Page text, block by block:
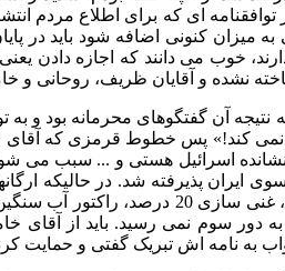
ای که برای اطلاع مردم
به میزان کنونی اضافه شود باید
خوب می دانند که اجازه دادن
نشده و آقایان ظریف، روحانی و
که نتیجه آن گفتگوهای محرمانه بود
کند!» پس خطوط قرمزی که آقای
اسرائیل هستی و ... سبب می شود
ایران پذیرفته شد. در حالیکه
غنی سازی20 درصد، راکتور آب
دور سوم نمی رسید. باید از آقای
به نامه اش تبریک گفتی و حمایت